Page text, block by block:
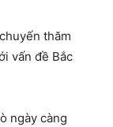
thăm
vấn đề Bắc
ngày càng